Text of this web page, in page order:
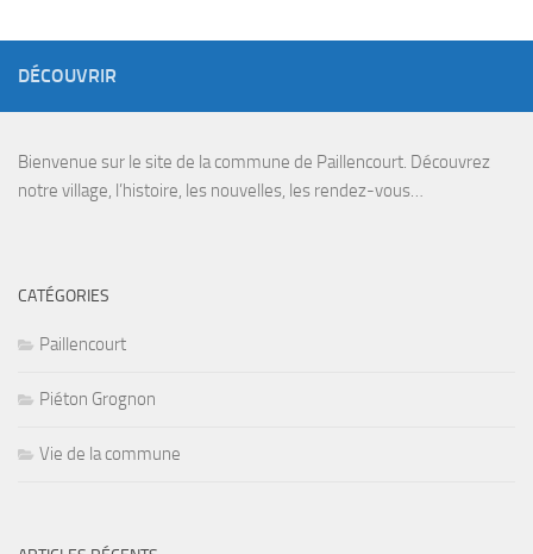
DÉCOUVRIR
Bienvenue sur le site de la commune de Paillencourt. Découvrez
notre village, l’histoire, les nouvelles, les rendez-vous…
CATÉGORIES
Paillencourt
Piéton Grognon
Vie de la commune